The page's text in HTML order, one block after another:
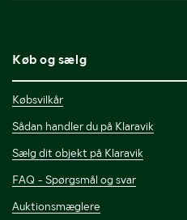
Køb og sælg
Købsvilkår
Sådan handler du på Klaravik
Sælg dit objekt på Klaravik
FAQ - Spørgsmål og svar
Auktionsmæglere